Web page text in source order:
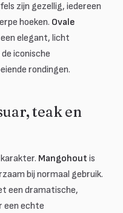
zijn gezellig, iedereen
hoeken. Ovale
elegant, licht
iconische
rondingen.
teak en
Mangohout is
bij normaal gebruik.
een dramatische,
een echte